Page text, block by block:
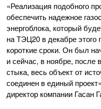
«Реализация подобного
обеспечить надежное
энергоблока, который
на ТЭЦ­20 в декабре этого
короткие сроки. Он был
и сейчас, в ноябре, после
стыка, весь объект от
соединен в единый
директор компании Гасан